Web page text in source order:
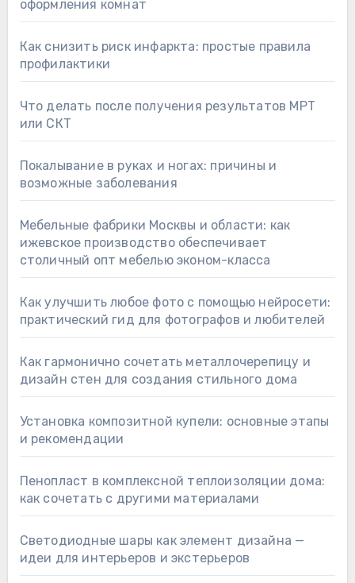
оформления комнат
Как снизить риск инфаркта: простые правила
профилактики
Что делать после получения результатов МРТ
или СКТ
Покалывание в руках и ногах: причины и
возможные заболевания
Мебельные фабрики Москвы и области: как
ижевское производство обеспечивает
столичный опт мебелью эконом-класса
Как улучшить любое фото с помощью нейросети:
практический гид для фотографов и любителей
Как гармонично сочетать металлочерепицу и
дизайн стен для создания стильного дома
Установка композитной купели: основные этапы
и рекомендации
Пенопласт в комплексной теплоизоляции дома:
как сочетать с другими материалами
Светодиодные шары как элемент дизайна —
идеи для интерьеров и экстерьеров